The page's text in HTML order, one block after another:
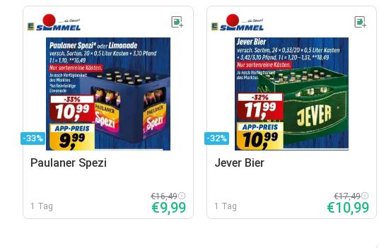
-33%
Paulaner Spezi
1 Tag
€16,49
€9,99
-32%
Jever Bier
1 Tag
€17,49
€10,99